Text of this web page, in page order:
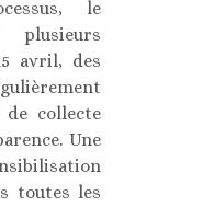
le
plusieurs
avril, des
collecte
Une
toutes les